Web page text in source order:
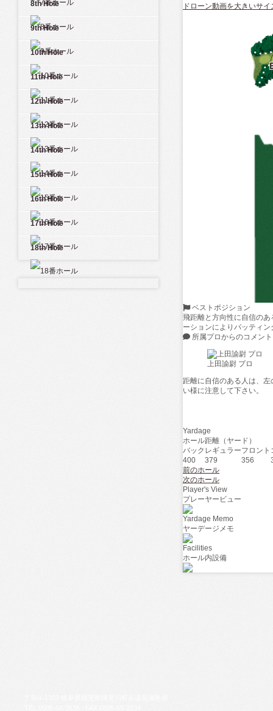
8th Hole
9th Hole
10th Hole
11th Hole
12th Hole
13th Hole
14th Hole
15th Hole
16th Hole
17th Hole
18th Hole
ドローン動画を大きいサ
ベストポジション
飛距離と方向性に自信の
ーションによりパッティ
所属プロからのコメント
上田諭尉 プロ
距離に自信のある人は、
い様に注意して下さい。
Yardage
ホール距離（ヤード）
バック レギュラーフロント
400
379 356
前のホール
次のホール
Player's View
プレーヤービュー
Yardage Memo
ヤーデージメモ
Facilities
ホール内設備